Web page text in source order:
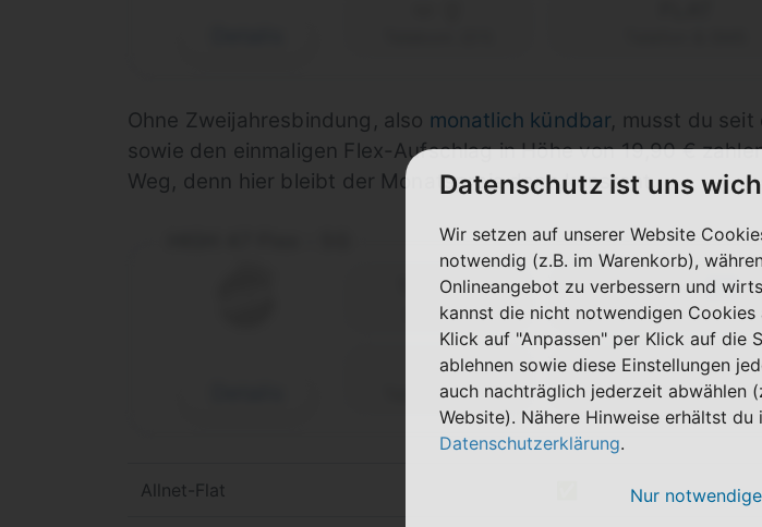
Ohne Zweijahresbindung, also monatlich kündbar, musst du seit
sowie den einmaligen Flex-Aufschlag in Höhe von 19,90 €
Weg, denn hier bleibt der Monatspreis dann konstant.
1 Monat
Laufzeit
Telekom (D1)
47 GB 5G
max. 50 Mbit/s
FLAT
Telefon & SMS
Allnet-Flat
Datenschutz ist uns
Wir setzen auf unserer Website
notwendig (z.B. im Warenkorb),
Onlineangebot zu verbessern und
kannst die nicht notwendigen
Klick auf "Anpassen" per Klick auf die
ablehnen sowie diese Einstellungen
auch nachträglich jederzeit abwählen
Website). Nähere Hinweise erhältst du
Datenschutzerklärung.
Nur